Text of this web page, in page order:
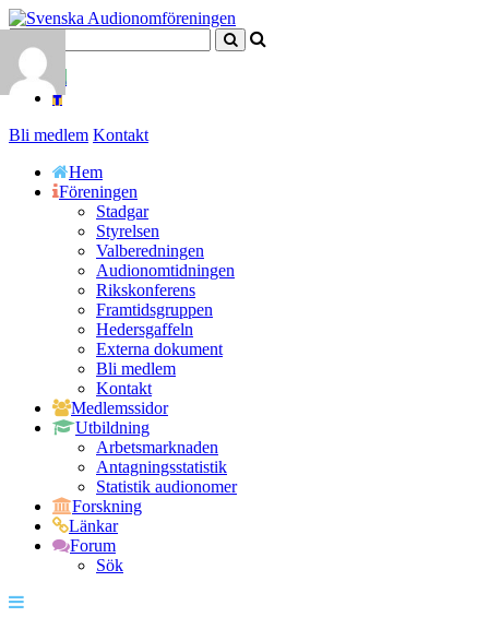
Bli medlem Kontakt
Hem
Föreningen
Stadgar
Styrelsen
Valberedningen
Audionomtidningen
Rikskonferens
Framtidsgruppen
Hedersgaffeln
Externa dokument
Bli medlem
Kontakt
Medlemssidor
Utbildning
Arbetsmarknaden
Antagningsstatistik
Statistik audionomer
Forskning
Länkar
Forum
Sök